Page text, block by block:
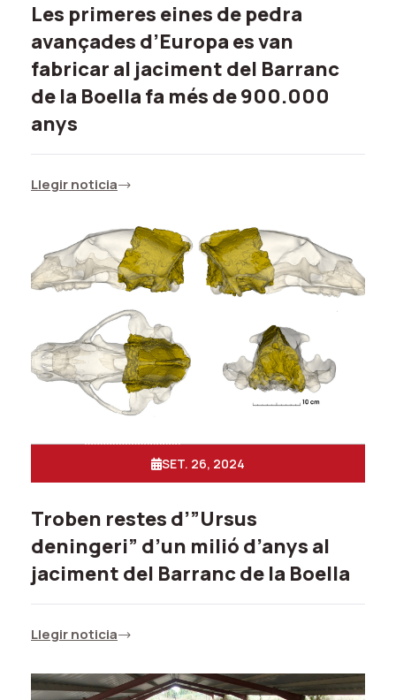
Les primeres eines de pedra
avançades d’Europa es van
fabricar al jaciment del Barranc
de la Boella fa més de 900.000
anys
Llegir noticia
SET. 26, 2024
Troben restes d’”Ursus
deningeri” d’un milió d’anys al
jaciment del Barranc de la Boella
Llegir noticia